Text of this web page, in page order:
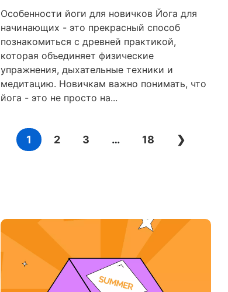
Особенности йоги для новичков Йога для
начинающих - это прекрасный способ
познакомиться с древней практикой,
которая объединяет физические
упражнения, дыхательные техники и
медитацию. Новичкам важно понимать, что
йога - это не просто на...
1 2 3 … 18 ❯